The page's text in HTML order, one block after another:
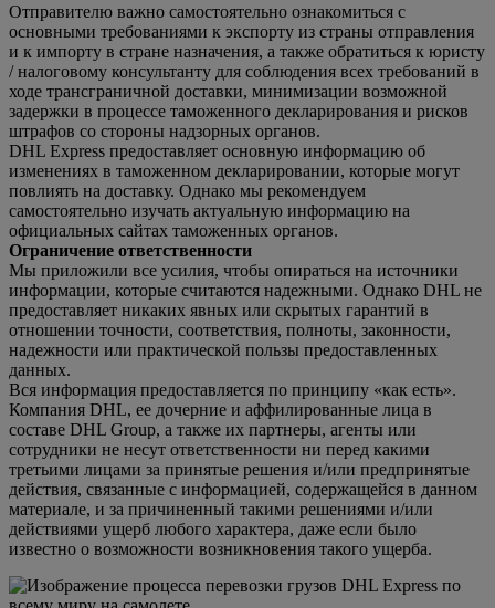
Отправителю важно самостоятельно ознакомиться с
основными требованиями к экспорту из страны отправления
и к импорту в стране назначения, а также обратиться к юристу
/ налоговому консультанту для соблюдения всех требований в
ходе трансграничной доставки, минимизации возможной
задержки в процессе таможенного декларирования и рисков
штрафов со стороны надзорных органов.
DHL Express предоставляет основную информацию об
изменениях в таможенном декларировании, которые могут
повлиять на доставку. Однако мы рекомендуем
самостоятельно изучать актуальную информацию на
официальных сайтах таможенных органов.
Ограничение ответственности
Мы приложили все усилия, чтобы опираться на источники
информации, которые считаются надежными. Однако DHL не
предоставляет никаких явных или скрытых гарантий в
отношении точности, соответствия, полноты, законности,
надежности или практической пользы предоставленных
данных.
Вся информация предоставляется по принципу «как есть».
Компания DHL, ее дочерние и аффилированные лица в
составе DHL Group, а также их партнеры, агенты или
сотрудники не несут ответственности ни перед какими
третьими лицами за принятые решения и/или предпринятые
действия, связанные с информацией, содержащейся в данном
материале, и за причиненный такими решениями и/или
действиями ущерб любого характера, даже если было
известно о возможности возникновения такого ущерба.